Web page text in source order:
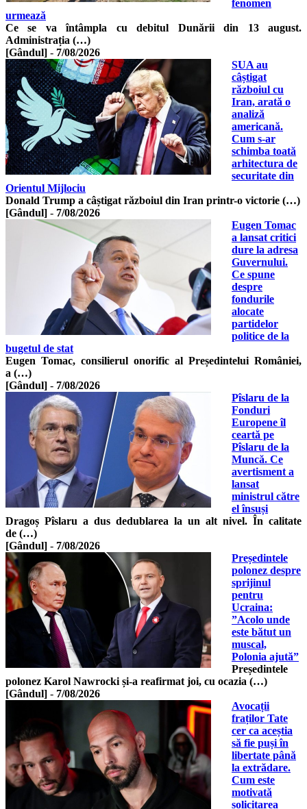
fenomen
urmează
Ce se va întâmpla cu debitul Dunării din 13 august.
Administrația (…)
[Gândul] - 7/08/2026
SUA au
câștigat
războiul cu
Iran, arată o
analiză
americană.
Cum s-ar
schimba toată
arhitectura de
securitate din
Orientul Mijlociu
Donald Trump a câștigat războiul din Iran printr-o victorie (…)
[Gândul] - 7/08/2026
Eugen Tomac
a lansat critici
dure la adresa
Guvernului.
Ce spune
despre
fondurile
alocate
partidelor
politice de la
bugetul de stat
Eugen Tomac, consilierul onorific al Președintelui României,
a (…)
[Gândul] - 7/08/2026
Pîslaru de la
Fonduri
Europene îl
ceartă pe
Pîslaru de la
Muncă. Ce
avertisment a
lansat
ministrul către
el însuși
Dragoș Pîslaru a dus dedublarea la un alt nivel. În calitate
de (…)
[Gândul] - 7/08/2026
Președintele
polonez despre
sprijinul
pentru
Ucraina:
”Acolo unde
este bătut un
muscal,
Polonia ajută”
Președintele
polonez Karol Nawrocki și-a reafirmat joi, cu ocazia (…)
[Gândul] - 7/08/2026
Avocații
fraților Tate
cer ca aceștia
să fie puși în
libertate până
la extrădare.
Cum este
motivată
solicitarea